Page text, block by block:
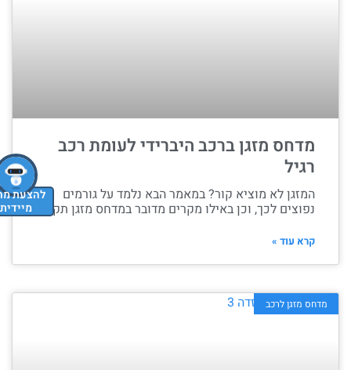
מדחס מזגן ברכב היברידי לעומת רכב
רגיל
המזגן לא מוציא קור? במאמר הבא נלמד על גורמים
נפוצים לכך, וכן באילו מקרים מדובר במדחס מזגן תקול.
קרא עוד »
מדחס מזגן לרכב
להצעת מחיר
מיידית